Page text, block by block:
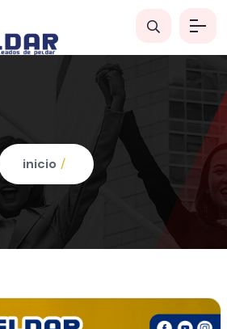
inicio /